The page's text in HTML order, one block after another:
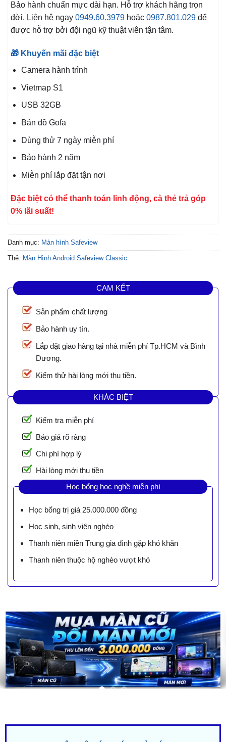
Bảo hành chuẩn mực dài hạn. Hỗ trợ khách hãng trọn
đời. Liên hệ ngay 0949.60.3979 hoặc 0987.801.029 để
được hỗ trợ bởi đội ngũ kỹ thuật viên tận tâm.
🎁 Khuyến mãi đặc biệt
Camera hành trình
Vietmap S1
USB 32GB
Bản đồ Gofa
Dùng thử 7 ngày miễn phí
Bảo hành 2 năm
Miễn phí lắp đặt tận nơi
Đặc biệt có thể thanh toán linh động, cà thẻ trả góp
0% lãi suất!
Danh mục: Màn hình Safeview
Thẻ: Màn Hình Android Safeview Classic
CAM KẾT
Sản phẩm chất lượng
Bảo hành uy tín.
Lắp đặt giao hàng tại nhà miễn phí Tp.HCM và Bình
Dương.
Kiểm thử hài lòng mới thu tiền.
KHÁC BIỆT
Kiểm tra miễn phí
Báo giá rõ ràng
Chi phí hợp lý
Hài lòng mới thu tiền
Học bổng học nghề miễn phí
Học bổng trị giá 25.000.000 đồng
Học sinh, sinh viên nghèo
Thanh niên miền Trung gia đình gặp khó khăn
Thanh niên thuộc hộ nghèo vượt khó